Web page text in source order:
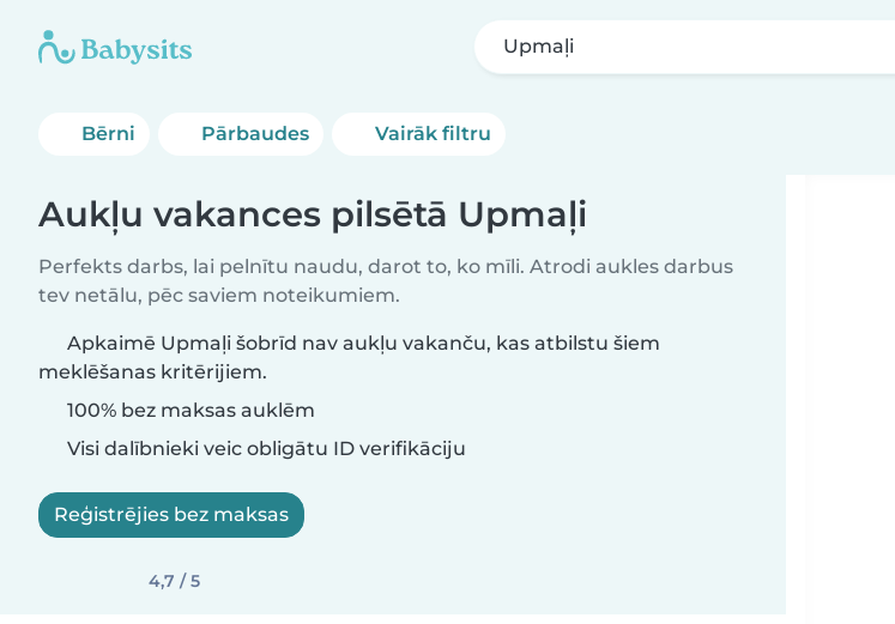
Upmaļi
Bērni Pārbaudes Vairāk filtru
Aukļu vakances pilsētā Upmaļi
Perfekts darbs, lai pelnītu naudu, darot to, ko mīli. Atrodi aukles darbus
tev netālu, pēc saviem noteikumiem.
Apkaimē Upmaļi šobrīd nav aukļu vakanču, kas atbilstu šiem
meklēšanas kritērijiem.
100% bez maksas auklēm
Visi dalībnieki veic obligātu ID verifikāciju
Reģistrējies bez maksas
4,7 / 5